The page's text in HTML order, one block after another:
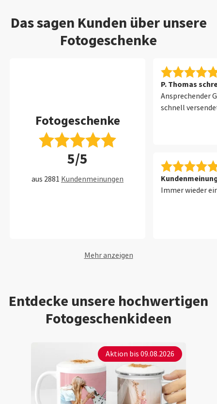
Das sagen Kunden über unsere
Fotogeschenke
Fotogeschenke
5/5
aus 2881 Kundenmeinungen
P. Thomas
Ansprechender
schnell
Immer wieder
Mehr anzeigen
Entdecke unsere hochwertigen
Fotogeschenkideen
Aktion bis 09.08.2026